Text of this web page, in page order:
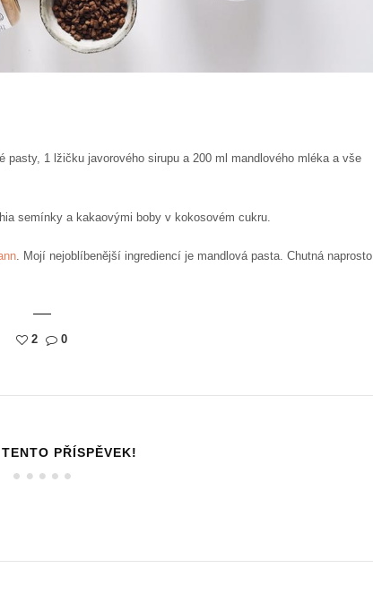
pasty, 1 lžičku javorového sirupu a 200 ml mandlového mléka a vše
semínky a kakaovými boby v kokosovém cukru.
. Mojí nejoblíbenější ingrediencí je mandlová pasta. Chutná naprosto
2 0
PŘÍSPĚVEK!